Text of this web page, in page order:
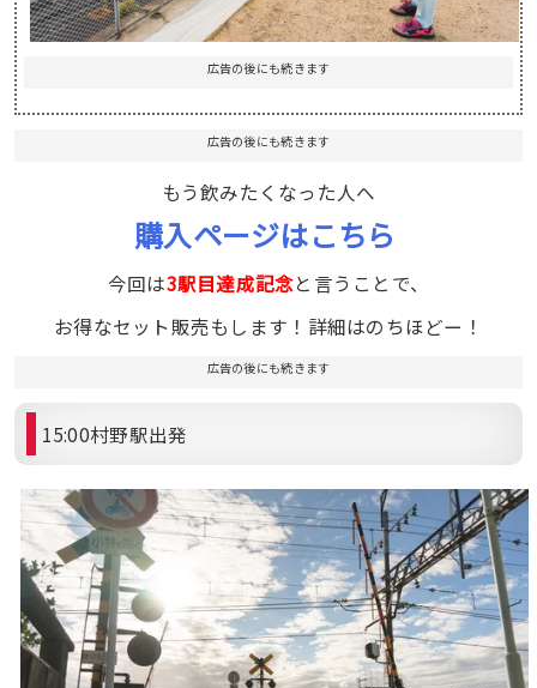
広告の後にも続きます
広告の後にも続きます
もう飲みたくなった人へ
購入ページはこちら
今回は3駅目達成記念と言うことで、
お得なセット販売もします！詳細はのちほどー！
広告の後にも続きます
15:00村野駅出発